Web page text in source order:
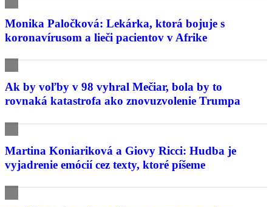
Monika Paločková: Lekárka, ktorá bojuje s
koronavírusom a lieči pacientov v Afrike
Ak by voľby v 98 vyhral Mečiar, bola by to
rovnaká katastrofa ako znovuzvolenie Trumpa
Martina Koniariková a Giovy Ricci: Hudba je
vyjadrenie emócií cez texty, ktoré píšeme